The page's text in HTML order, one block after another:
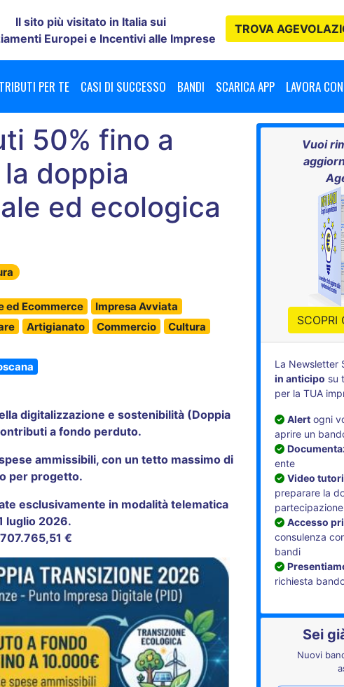
Il sito più visitato in Italia sui
Europei e Incentivi alle Imprese
TROVA
PER TE CASI DI SUCCESSO BANDI SCARICA APP LAVORA
50% fino a
doppia
ed ecologica
ed Ecommerce
Impresa Avviata
Artigianato Commercio
Cultura
digitalizzazione e sostenibilità (Doppia
a fondo perduto.
ammissibili, con un tetto massimo di
per progetto.
esclusivamente in modalità telematica
luglio 2026.
€
Vuoi
SCOPRI
La Newsletter
in anticipo su
per la TUA
Alert ogni
aprire un
ente
Video
preparare la
partecipazione
Accesso
consulenza
bandi
richiesta
Sei
Nuovi